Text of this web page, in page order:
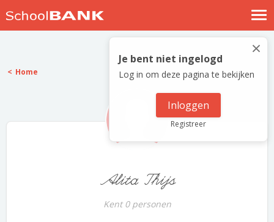
Nostalgische verhalen
Log in
Meld je gratis aan
×
Je bent niet ingelogd
Log in om deze pagina te bekijken
Inloggen
Registreer
Home
Alita Thijs
Kent 0 personen